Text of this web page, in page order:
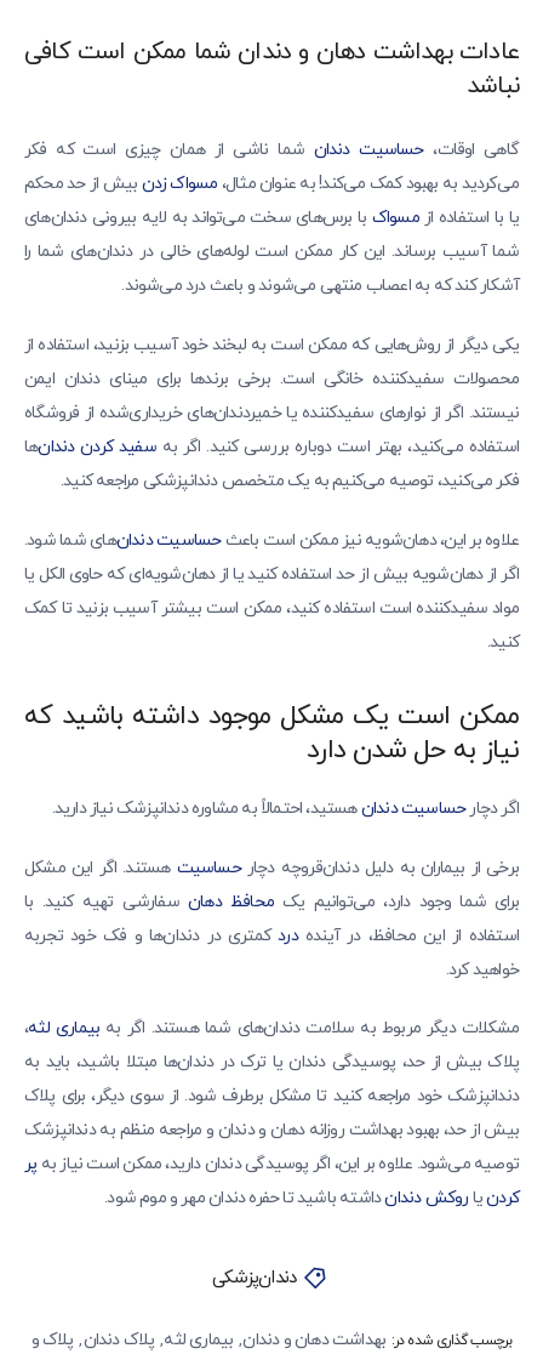
عادات بهداشت دهان و دندان شما ممکن است کافی
نباشد
گاهی اوقات،حساسیت دندان شما ناشی از همان چیزی است که فکر
می‌کردید به بهبود کمک می‌کند! به عنوان مثال، مسواک زدن بیش از حد محکم
یا با استفاده ازمسواک با برس‌های سخت می‌تواند به لایه بیرونی دندان‌های
شما آسیب برساند. این کار ممکن است لوله‌های خالی در دندان‌های شما را
آشکار کند که به اعصاب منتهی می‌شوند و باعث درد می‌شوند.
یکی دیگر از روش‌هایی که ممکن است به لبخند خود آسیب بزنید، استفاده از
محصولات سفیدکننده خانگی است. برخی برندها برای مینای دندان ایمن
نیستند. اگر از نوارهای سفیدکننده یا خمیردندان‌های خریداری‌شده از فروشگاه
استفاده می‌کنید، بهتر است دوباره بررسی کنید. اگر بهسفید کردن دندان‌ها
فکر می‌کنید، توصیه می‌کنیم به یک متخصص دندانپزشکی مراجعه کنید.
علاوه بر این، دهان‌شویه نیز ممکن است باعثحساسیت دندان‌های شما شود.
اگر از دهان‌شویه بیش از حد استفاده کنید یا از دهان‌شویه‌ای که حاوی الکل یا
مواد سفیدکننده است استفاده کنید، ممکن است بیشتر آسیب بزنید تا کمک
کنید.
ممکن است یک مشکل موجود داشته باشید که
نیاز به حل شدن دارد
اگر دچارحساسیت دندانهستید، احتمالاً به مشاوره دندانپزشک نیاز دارید.
برخی از بیماران به دلیل دندان‌قروچه دچارحساسیت هستند. اگر این مشکل
برای شما وجود دارد، می‌توانیم یکمحافظ دهان سفارشی تهیه کنید. با
استفاده از این محافظ، در آیندهدردکمتری در دندان‌ها و فک خود تجربه
خواهید کرد.
مشکلات دیگر مربوط به سلامت دندان‌های شما هستند. اگر به بیماری لثه،
پلاک بیش از حد، پوسیدگی دندان یا ترک در دندان‌ها مبتلا باشید، باید به
دندانپزشک خود مراجعه کنید تا مشکل برطرف شود. از سوی دیگر، برای پلاک
بیش از حد، بهبود بهداشت روزانه دهان و دندان و مراجعه منظم به دندانپزشک
توصیه می‌شود. علاوه بر این، اگر پوسیدگی دندان دارید، ممکن است نیاز به پر
کردنیا روکش دندانداشته باشید تا حفره دندان مهر و موم شود.
دندان‌پزشکی
برچسب گذاری شده در: بهداشت دهان و دندان, بیماری لثه, پلاک دندان, پلاک و